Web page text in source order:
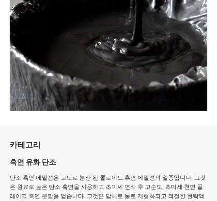
카테고리
흑연 유화 단조
단조 흑연 에멀젼은 고도로 분산 된 콜로이드 흑연 에멀젼의 일종입니다. 그것
은 원료로 높은 탄소 흑연을 사용하고 초미세 연삭 후 고순도, 초미세 천연 플
레이크 흑연 분말을 얻습니다. 그것은 담체로 물로 제형화되고 적절한 현탁액